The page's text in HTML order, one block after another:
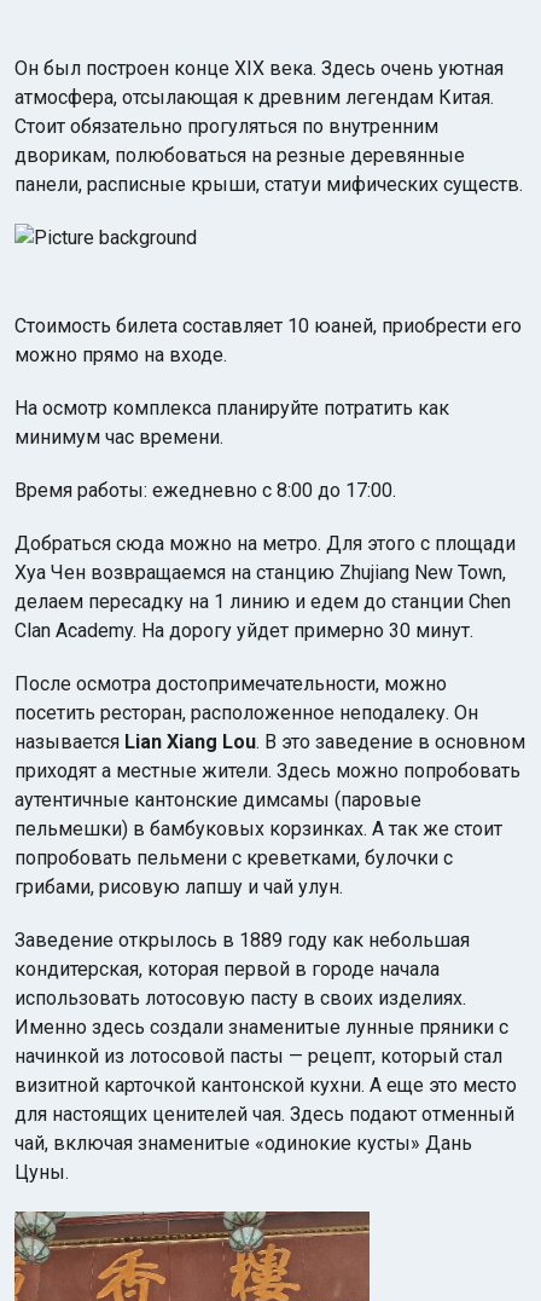
Он был построен конце XIX века. Здесь очень уютная
атмосфера, отсылающая к древним легендам Китая.
Стоит обязательно прогуляться по внутренним
дворикам, полюбоваться на резные деревянные
панели, расписные крыши, статуи мифических существ.
Стоимость билета составляет 10 юаней, приобрести его
можно прямо на входе.
На осмотр комплекса планируйте потратить как
минимум час времени.
Время работы: ежедневно с 8:00 до 17:00.
Добраться сюда можно на метро. Для этого с площади
Хуа Чен возвращаемся на станцию Zhujiang New Town,
делаем пересадку на 1 линию и едем до станции Chen
Clan Academy. На дорогу уйдет примерно 30 минут.
После осмотра достопримечательности, можно
посетить ресторан, расположенное неподалеку. Он
называется Lian Xiang Lou. В это заведение в основном
приходят а местные жители. Здесь можно попробовать
аутентичные кантонские димсамы (паровые
пельмешки) в бамбуковых корзинках. А так же стоит
попробовать пельмени с креветками, булочки с
грибами, рисовую лапшу и чай улун.
Заведение открылось в 1889 году как небольшая
кондитерская, которая первой в городе начала
использовать лотосовую пасту в своих изделиях.
Именно здесь создали знаменитые лунные пряники с
начинкой из лотосовой пасты — рецепт, который стал
визитной карточкой кантонской кухни. А еще это место
для настоящих ценителей чая. Здесь подают отменный
чай, включая знаменитые «одинокие кусты» Дань
Цуны.